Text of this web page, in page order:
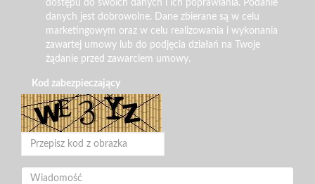
dostępu do swoich danych i ich poprawiania. Podanie
danych jest dobrowolne. Dane zbierane są w celu
marketingowym oraz w celu realizowania i wykonania
zawartej umowy lub do podjęcia działań na Twoje
żądanie przed zawarciem umowy.
Kod zabezpieczający